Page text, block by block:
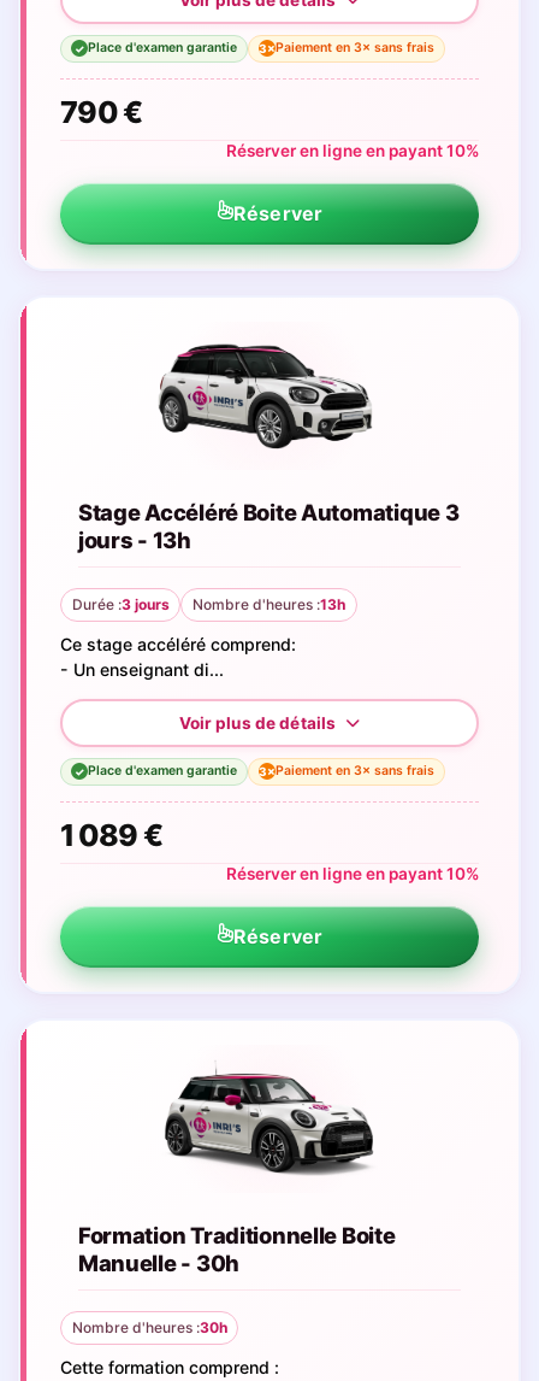
✓ Place d'examen garantie 3×Paiement en 3× sans frais
790 €
Réserver en ligne en payant 10%
Réserver
Stage Accéléré Boite Automatique 3
jours - 13h
Durée :3 jours Nombre d'heures :13h
Ce stage accéléré comprend:
- Un enseignant di...
✓ Place d'examen garantie 3×Paiement en 3× sans frais
1 089 €
Réserver en ligne en payant 10%
Réserver
Formation Traditionnelle Boite
Manuelle - 30h
Nombre d'heures :30h
Cette formation comprend :